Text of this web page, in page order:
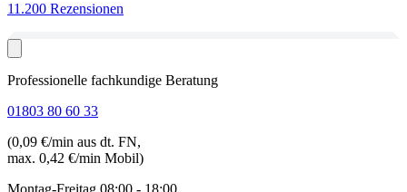
11.200 Rezensionen
Professionelle fachkundige Beratung
01803 80 60 33
(0,09 €/min aus dt. FN,
max. 0,42 €/min Mobil)
Montag-Freitag 08:00 - 18:00